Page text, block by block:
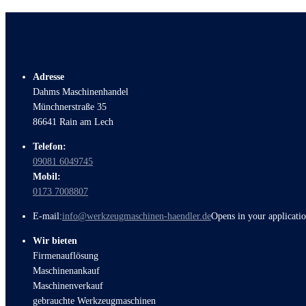
Adresse
Dahms Maschinenhandel
Münchnerstraße 35
86641 Rain am Lech
Telefon:
09081 6049745
Mobil:
0173 7008807
E-mail:info@werkzeugmaschinen-haendler.deOpens in your
Wir bieten
Firmenauflösung
Maschinenankauf
Maschinenverkauf
gebrauchte Werkzeugmaschinen